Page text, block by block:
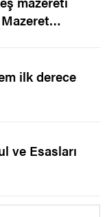
Mazeret
ilk derece
ve Esasları